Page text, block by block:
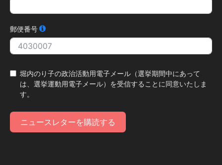
郵便番号
堀内のり子の政治活動用電子メール（選挙期間中にあって
は、選挙運動用電子メール）を受信することに同意いたしま
す。
ニュースレターを購読する